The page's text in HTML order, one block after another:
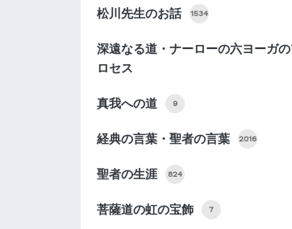
松川先生のお話 1534
深遠なる道・ナーローの六ヨーガ
ロセス
真我への道 9
経典の言葉・聖者の言葉 2016
聖者の生涯 824
菩薩道の虹の宝飾 7